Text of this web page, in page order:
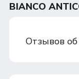
BIANCO
Отзывов